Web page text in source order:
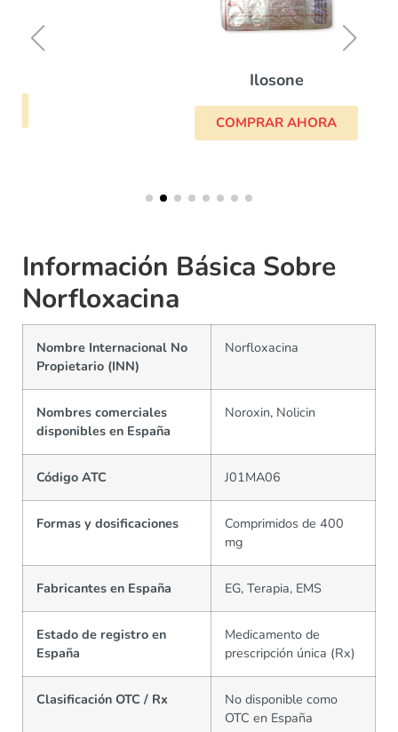
COMPRAR AHORA
Información Básica Sobre
Norfloxacina
Nombre Internacional No
Propietario (INN)
Norfloxacina
Nombres comerciales
disponibles en España
Noroxin, Nolicin
Código ATC J01MA06
Formas y dosificaciones
Comprimidos de 400
mg
Fabricantes en España EG, Terapia, EMS
Estado de registro en
España
Medicamento de
prescripción única (Rx)
Clasificación OTC / Rx
No disponible como
OTC en España